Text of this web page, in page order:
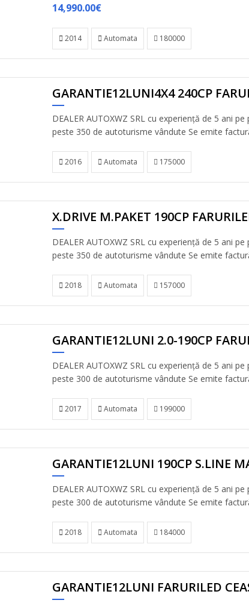
14,990.00€
2014 Automata 180000
GARANTIE12LUNI4X4 240CP
DEALER AUTOXWZ SRL cu experiență de 5 ani
peste 350 de autoturisme vândute Se emite
2016 Automata 175000
X.DRIVE M.PAKET 190CP
DEALER AUTOXWZ SRL cu experiență de 5 ani
peste 350 de autoturisme vândute Se emite
2018 Automata 157000
GARANTIE12LUNI 2.0-190CP
DEALER AUTOXWZ SRL cu experiență de 5 ani
peste 300 de autoturisme vândute Se emite
2017 Automata 199000
GARANTIE12LUNI 190CP S.LINE
DEALER AUTOXWZ SRL cu experiență de 5 ani
peste 300 de autoturisme vândute Se emite
2018 Automata 184000
GARANTIE12LUNI FARURILED